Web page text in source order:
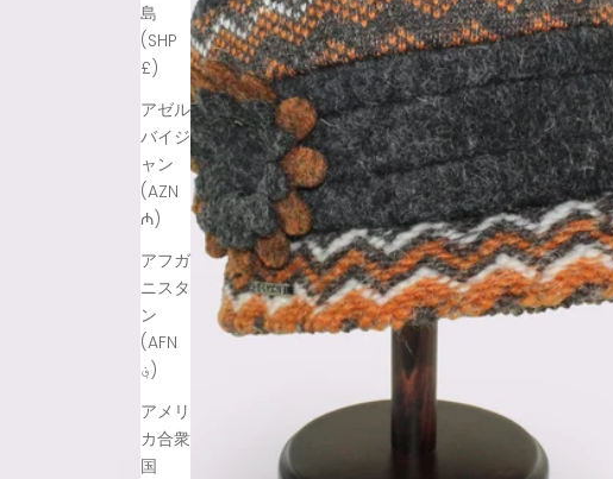
島
(SHP
£)
アゼル
バイジ
ャン
(AZN
₼)
アフガ
ニスタ
ン
(AFN
؋)
アメリ
カ合衆
国